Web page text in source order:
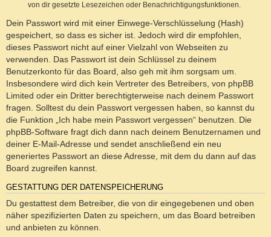
von dir gesetzte Lesezeichen oder Benachrichtigungsfunktionen.
Dein Passwort wird mit einer Einwege-Verschlüsselung (Hash)
gespeichert, so dass es sicher ist. Jedoch wird dir empfohlen,
dieses Passwort nicht auf einer Vielzahl von Webseiten zu
verwenden. Das Passwort ist dein Schlüssel zu deinem
Benutzerkonto für das Board, also geh mit ihm sorgsam um.
Insbesondere wird dich kein Vertreter des Betreibers, von phpBB
Limited oder ein Dritter berechtigterweise nach deinem Passwort
fragen. Solltest du dein Passwort vergessen haben, so kannst du
die Funktion „Ich habe mein Passwort vergessen“ benutzen. Die
phpBB-Software fragt dich dann nach deinem Benutzernamen und
deiner E-Mail-Adresse und sendet anschließend ein neu
generiertes Passwort an diese Adresse, mit dem du dann auf das
Board zugreifen kannst.
GESTATTUNG DER DATENSPEICHERUNG
Du gestattest dem Betreiber, die von dir eingegebenen und oben
näher spezifizierten Daten zu speichern, um das Board betreiben
und anbieten zu können.